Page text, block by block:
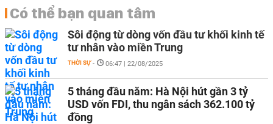
Có thể bạn quan tâm
Sôi động từ dòng vốn đầu tư khối kinh tế
tư nhân vào miền Trung
THỜI SỰ - 06:47 | 22/08/2025
5 tháng đầu năm: Hà Nội hút gần 3 tỷ
USD vốn FDI, thu ngân sách 362.100 tỷ
đồng